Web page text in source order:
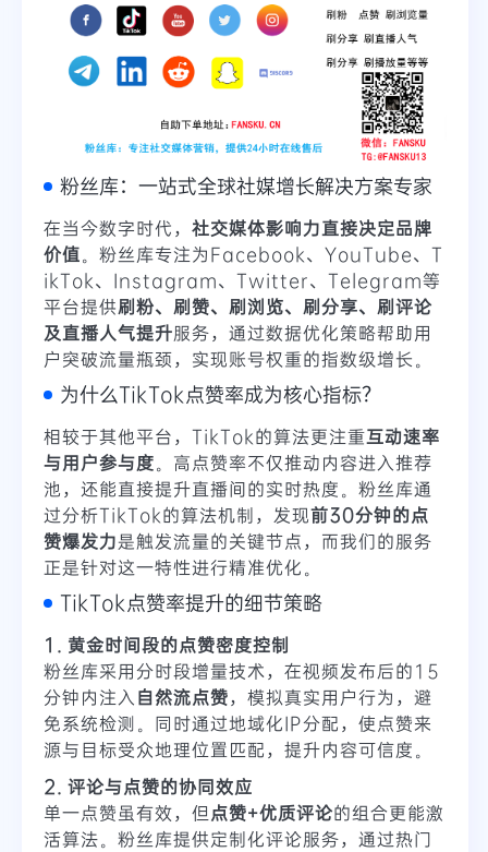
粉丝库：一站式全球社媒增长解决方案专家
在当今数字时代， 社交媒体影响力直接决定品牌
价值。粉丝库专注为Facebook、YouTube、T
ikTok、Instagram、Twitter、Telegram等
平台提供刷粉、刷赞、刷浏览、刷分享、刷评论
及直播人气提升服务，通过数据优化策略帮助用
户突破流量瓶颈，实现账号权重的指数级增长。
为什么TikTok点赞率成为核心指标？
相较于其他平台，TikTok的算法更注重互动速率
与用户参与度。高点赞率不仅推动内容进入推荐
池，还能直接提升直播间的实时热度。粉丝库通
过分析TikTok的算法机制，发现前30分钟的点
赞爆发力是触发流量的关键节点，而我们的服务
正是针对这一特性进行精准优化。
TikTok点赞率提升的细节策略
1. 黄金时间段的点赞密度控制
粉丝库采用分时段增量技术，在视频发布后的15
分钟内注入 自然流点赞，模拟真实用户行为，避
免系统检测。同时通过地域化IP分配，使点赞来
源与目标受众地理位置匹配，提升内容可信度。
2. 评论与点赞的协同效应
单一点赞虽有效，但 点赞+优质评论的组合更能激
活算法。粉丝库提供定制化评论服务，通过热门